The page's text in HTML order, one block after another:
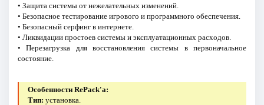
• Защита системы от нежелательных изменений.
• Безопасное тестирование игрового и программного обеспечения.
• Безопасный серфинг в интернете.
• Ликвидации простоев системы и эксплуатационных расходов.
• Перезагрузка для восстановления системы в первоначальное
состояние.
Особенности RePack'a:
Тип: установка.